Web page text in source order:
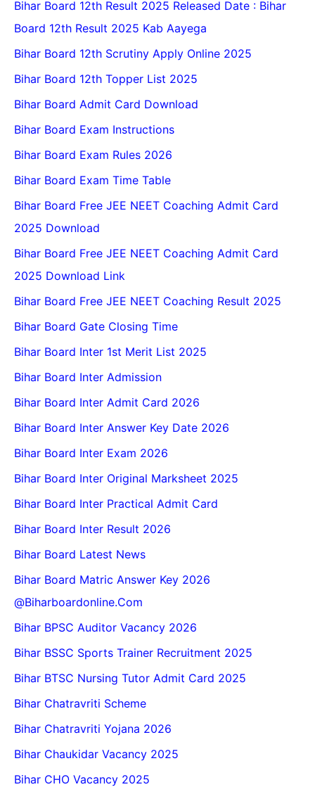
Bihar Board 12th Result 2025 Released Date : Bihar
Board 12th Result 2025 Kab Aayega
Bihar Board 12th Scrutiny Apply Online 2025
Bihar Board 12th Topper List 2025
Bihar Board Admit Card Download
Bihar Board Exam Instructions
Bihar Board Exam Rules 2026
Bihar Board Exam Time Table
Bihar Board Free JEE NEET Coaching Admit Card
2025 Download
Bihar Board Free JEE NEET Coaching Admit Card
2025 Download Link
Bihar Board Free JEE NEET Coaching Result 2025
Bihar Board Gate Closing Time
Bihar Board Inter 1st Merit List 2025
Bihar Board Inter Admission
Bihar Board Inter Admit Card 2026
Bihar Board Inter Answer Key Date 2026
Bihar Board Inter Exam 2026
Bihar Board Inter Original Marksheet 2025
Bihar Board Inter Practical Admit Card
Bihar Board Inter Result 2026
Bihar Board Latest News
Bihar Board Matric Answer Key 2026
@biharboardonline.com
Bihar BPSC Auditor Vacancy 2026
Bihar BSSC Sports Trainer Recruitment 2025
Bihar BTSC Nursing Tutor Admit Card 2025
Bihar Chatravriti Scheme
Bihar Chatravriti Yojana 2026
Bihar Chaukidar Vacancy 2025
Bihar CHO Vacancy 2025